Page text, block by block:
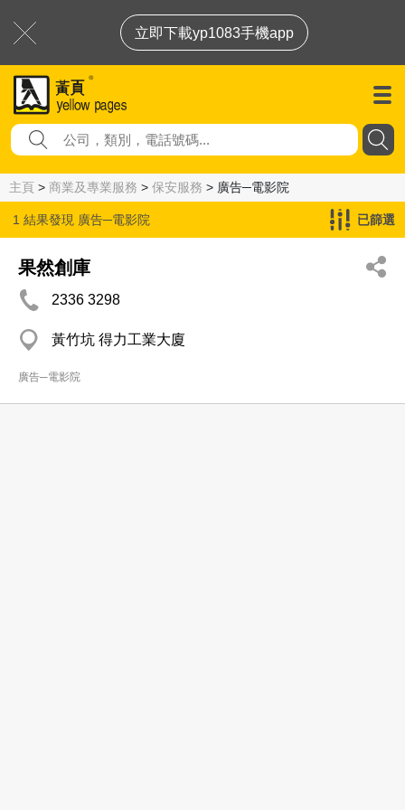
立即下載yp1083手機app
主頁 > 商業及專業服務 > 保安服務 > 廣告─電影院
1 結果發現 廣告─電影院 已篩選
果然創庫
2336 3298
黃竹坑 得力工業大廈
廣告─電影院